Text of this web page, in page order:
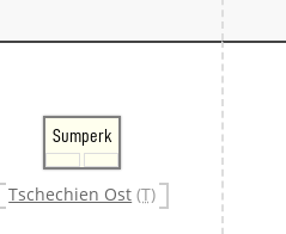
Sumperk
Tschechien Ost (T)